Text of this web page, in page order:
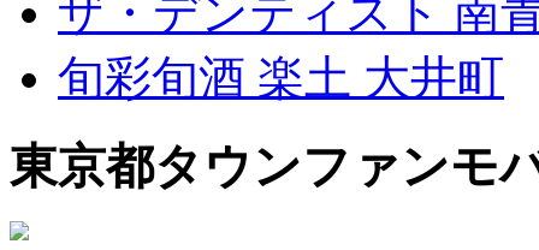
ザ・デンティスト 南
旬彩旬酒 楽土 大井町
東京都タウンファンモ